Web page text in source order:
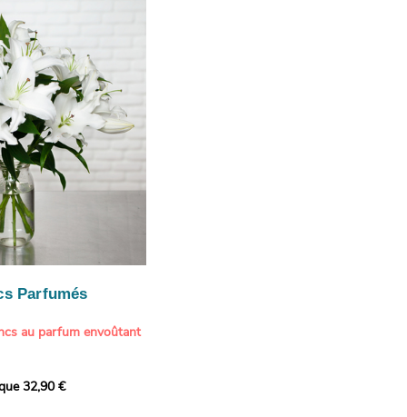
tandis que
une touche délicate et
Parfumés
au parfum envoûtant
lys blancs signée
32,90 €